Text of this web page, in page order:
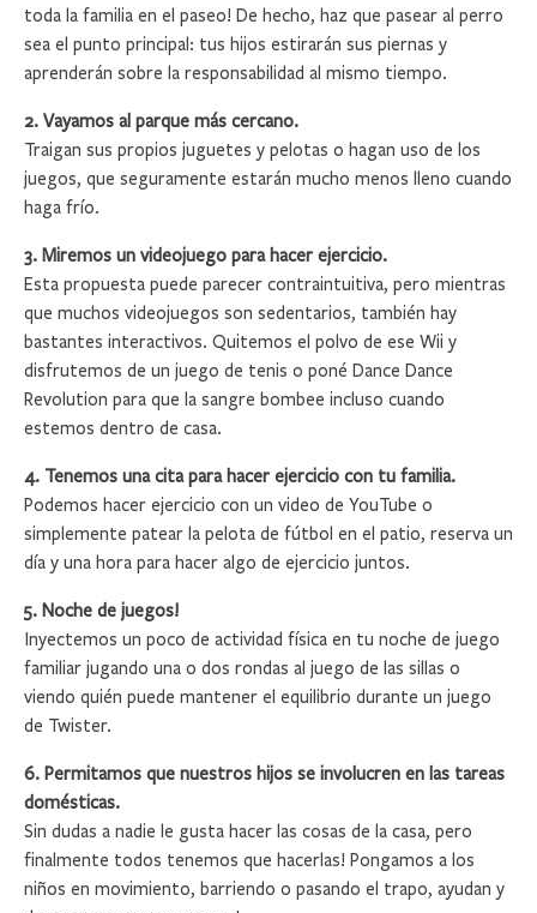
toda la familia en el paseo! De hecho, haz que pasear al perro
sea el punto principal: tus hijos estirarán sus piernas y
aprenderán sobre la responsabilidad al mismo tiempo.
2. Vayamos al parque más cercano.
Traigan sus propios juguetes y pelotas o hagan uso de los
juegos, que seguramente estarán mucho menos lleno cuando
haga frío.
3. Miremos un videojuego para hacer ejercicio.
Esta propuesta puede parecer contraintuitiva, pero mientras
que muchos videojuegos son sedentarios, también hay
bastantes interactivos. Quitemos el polvo de ese Wii y
disfrutemos de un juego de tenis o poné Dance Dance
Revolution para que la sangre bombee incluso cuando
estemos dentro de casa.
4. Tenemos una cita para hacer ejercicio con tu familia.
Podemos hacer ejercicio con un video de YouTube o
simplemente patear la pelota de fútbol en el patio, reserva un
día y una hora para hacer algo de ejercicio juntos.
5. Noche de juegos!
Inyectemos un poco de actividad física en tu noche de juego
familiar jugando una o dos rondas al juego de las sillas o
viendo quién puede mantener el equilibrio durante un juego
de Twister.
6. Permitamos que nuestros hijos se involucren en las tareas
domésticas.
Sin dudas a nadie le gusta hacer las cosas de la casa, pero
finalmente todos tenemos que hacerlas! Pongamos a los
niños en movimiento, barriendo o pasando el trapo, ayudan y